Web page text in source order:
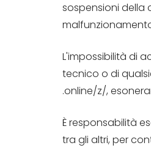
sospensioni della
L'impossibilità di
tecnico o di
.online/z/,
È responsabilità
tra gli altri, per